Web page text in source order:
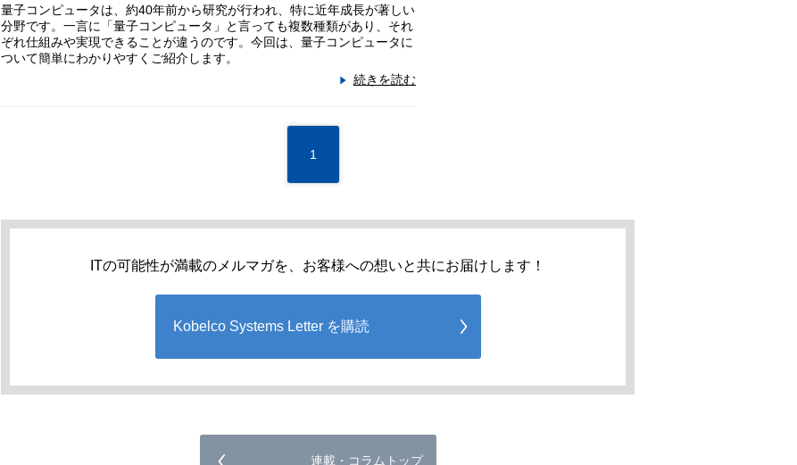
量子コンピュータは、約40年前から研究が行われ、特に近年成長が著しい
分野です。一言に「量子コンピュータ」と言っても複数種類があり、それ
ぞれ仕組みや実現できることが違うのです。今回は、量子コンピュータに
ついて簡単にわかりやすくご紹介します。
続きを読む
1
ITの可能性が満載のメルマガを、お客様への想いと共にお届けします！
Kobelco Systems Letter を購読
連載・コラムトップ